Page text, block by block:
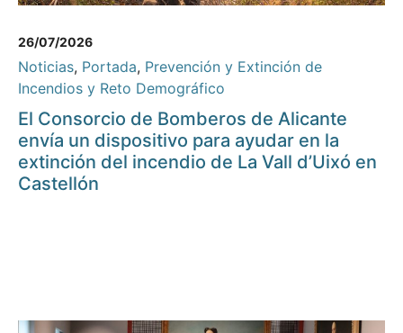
26/07/2026
Noticias, Portada, Prevención y Extinción de
Incendios y Reto Demográfico
El Consorcio de Bomberos de Alicante
envía un dispositivo para ayudar en la
extinción del incendio de La Vall d’Uixó en
Castellón